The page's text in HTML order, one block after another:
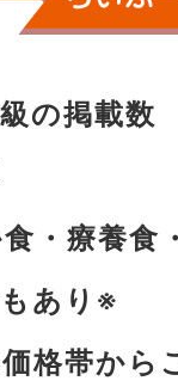
の掲載数
・療養食
あり ※
格帯から